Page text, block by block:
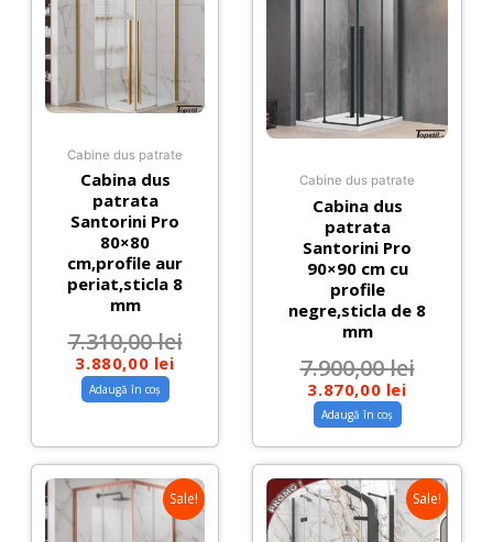
Cabine dus patrate
Cabina dus
patrata
Santorini Pro
80×80
cm,profile aur
periat,sticla 8
mm
7.310,00lei
3.880,00 lei
Adaugă în coș
Cabine dus patrate
Cabina dus
patrata
Santorini Pro
90×90 cm cu
profile
negre,sticla de 8
mm
7.900,00lei
3.870,00 lei
Adaugă în coș
Sale! Sale!